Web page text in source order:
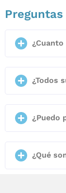
¿Todos
¿Puedo
¿Qué